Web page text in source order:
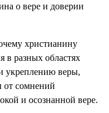
о вере и доверии
христианину
в разных областях
укреплению веры,
от сомнений
и осознанной вере.